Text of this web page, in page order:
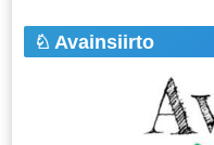
Avainsiirto